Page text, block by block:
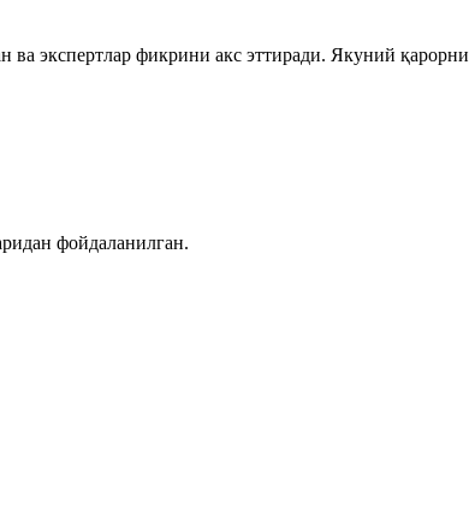
ва экспертлар фикрини акс эттиради. Якуний
фойдаланилган.